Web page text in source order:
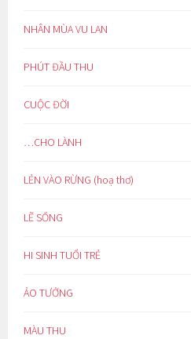
NHÂN MÙA VU LAN
PHÚT ĐẦU THU
CUỘC ĐỜI
…CHO LÀNH
LẺN VÀO RỪNG (hoạ thơ)
LẼ SỐNG
HI SINH TUỔI TRẺ
ẢO TƯỞNG
MÀU THU